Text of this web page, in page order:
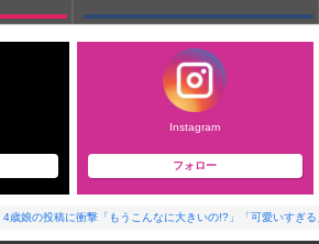
Instagram
フォロー
4歳娘の投稿に衝撃「もうこんなに大きいの!?」「可愛いすぎる